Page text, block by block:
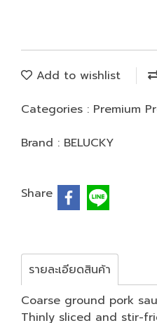
Add to wishlist
Categories : Premium
Brand : BELUCKY
Share
รายละเอียดสินค้า
Coarse ground pork
Thinly sliced and stir-